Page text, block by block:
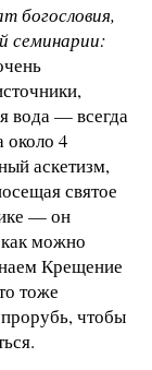
богословия,
семинарии:
вода — всегда
около 4
аскетизм,
святое
— он
как можно
Крещение
тоже
чтобы